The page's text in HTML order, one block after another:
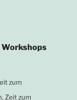
Workshops
zum
Zeit zum